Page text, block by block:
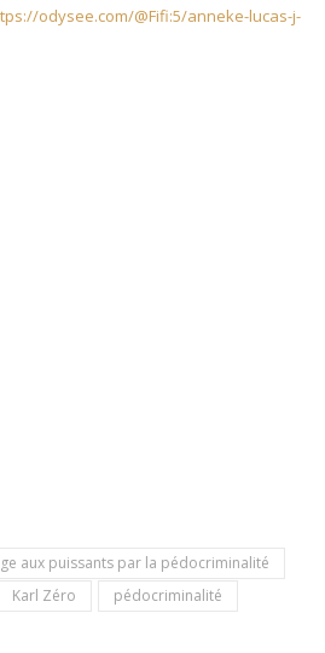
odysee.com/@Fifi:5/anneke-lucas-j-
aux puissants par la pédocriminalité
Karl Zéro
pédocriminalité